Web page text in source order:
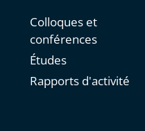
Colloques et
conférences
Études
Rapports d'activité